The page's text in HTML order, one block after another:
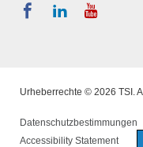
Urheberrechte © 2026 TSI.
Datenschutzbestimmungen
Accessibility Statement